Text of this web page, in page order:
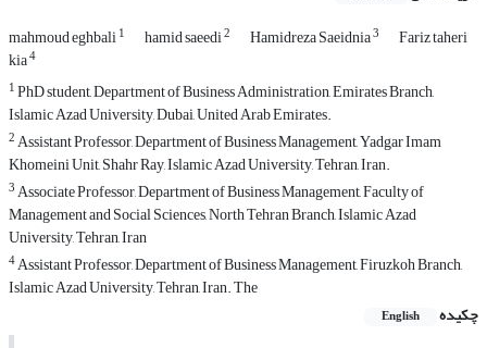
mahmoud eghbali1 hamid saeedi2 Hamidreza Saeidnia3 Fariz taheri
kia4
1PhD student, Department of Business Administration, Emirates Branch,
Islamic Azad University, Dubai, United Arab Emirates.
2Assistant Professor, Department of Business Management, Yadgar Imam
Khomeini Unit, Shahr Ray, Islamic Azad University, Tehran, Iran.
3Associate Professor, Department of Business Management, Faculty of
Management and Social Sciences, North Tehran Branch, Islamic Azad
University, Tehran, Iran
4Assistant Professor, Department of Business Management, Firuzkoh Branch,
Islamic Azad University, Tehran, Iran. The
چکیده
English